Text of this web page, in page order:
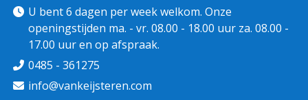
U bent 6 dagen per week welkom. Onze
openingstijden ma. - vr. 08.00 - 18.00 uur za. 08.00 -
17.00 uur en op afspraak.
0485 - 361275
info@vankeijsteren.com